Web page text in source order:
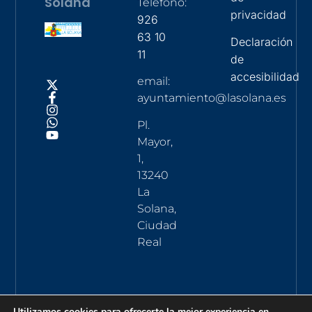
926
63 10
11
email:
ayuntamiento@lasolana.es
Pl.
Mayor,
1,
13240
La
Solana,
Ciudad
Real
privacidad
Declaración
de
accesibilidad